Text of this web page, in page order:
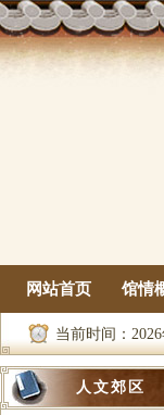
网站首页 馆情
当前时间：
人文郊区